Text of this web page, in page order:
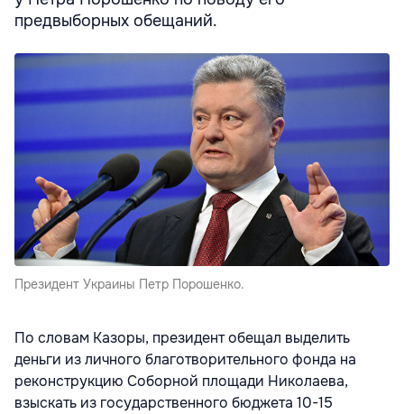
предвыборных обещаний.
Президент Украины Петр Порошенко.
По словам Казоры, президент обещал выделить
деньги из личного благотворительного фонда на
реконструкцию Соборной площади Николаева,
взыскать из государственного бюджета 10-15